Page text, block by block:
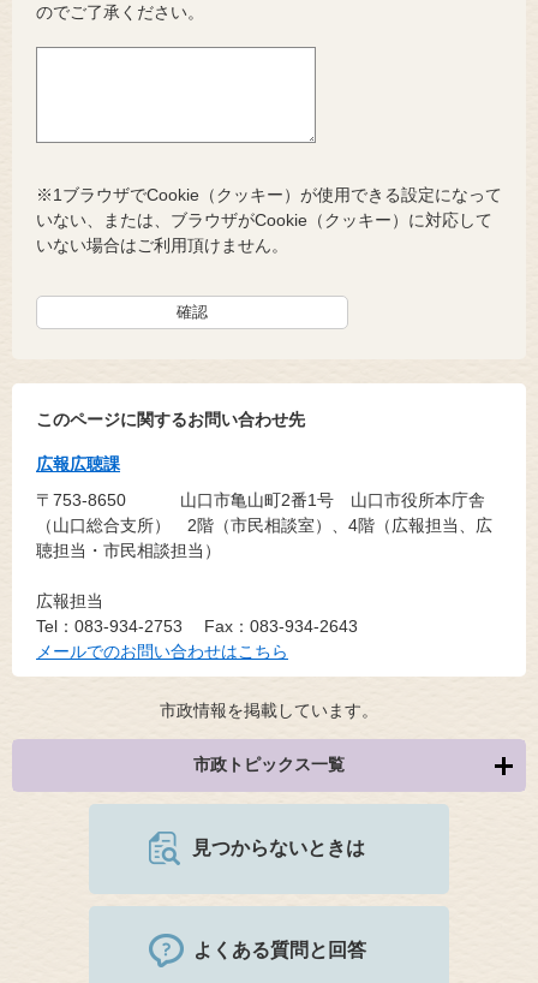
のでご了承ください。
※1ブラウザでCookie（クッキー）が使用できる設定になって
いない、または、ブラウザがCookie（クッキー）に対応して
いない場合はご利用頂けません。
このページに関するお問い合わせ先
広報広聴課
〒753-8650
山口市亀山町2番1号 山口市役所本庁舎
（山口総合支所） 2階（市民相談室）、4階（広報担当、広
聴担当・市民相談担当）
広報担当
Tel：083-934-2753
Fax：083-934-2643
メールでのお問い合わせはこちら
市政情報を掲載しています。
市政トピックス一覧
見つからないときは
よくある質問と回答